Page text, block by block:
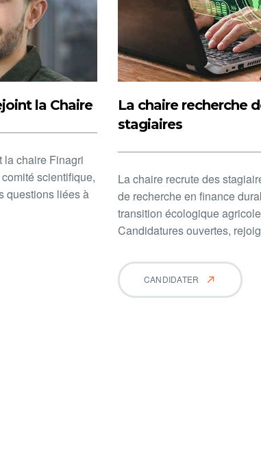
la Chaire
la chaire Finagri
scientifique,
questions liées à
La chaire recherche
stagiaires​
La chaire recrute des
de recherche en finance
transition écologique
Candidatures ouvertes,
CANDIDATER